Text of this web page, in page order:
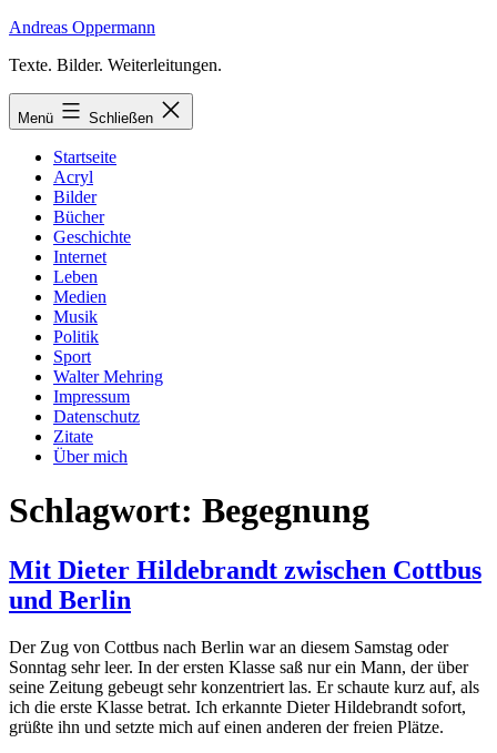
Zum
springen
Andreas Oppermann
Texte. Bilder. Weiterleitungen.
Menü Schließen
Startseite
Acryl
Bilder
Bücher
Geschichte
Internet
Leben
Medien
Musik
Politik
Sport
Walter Mehring
Impressum
Datenschutz
Zitate
Über mich
Schlagwort: Begegnung
Mit Dieter Hildebrandt zwischen Cottbus
und Berlin
Der Zug von Cottbus nach Berlin war an diesem Samstag oder
Sonntag sehr leer. In der ersten Klasse saß nur ein Mann, der über
seine Zeitung gebeugt sehr konzentriert las. Er schaute kurz auf, als
ich die erste Klasse betrat. Ich erkannte Dieter Hildebrandt sofort,
grüßte ihn und setzte mich auf einen anderen der freien Plätze.